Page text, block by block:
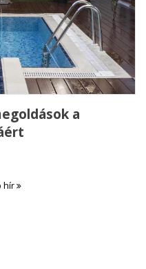
a
hír